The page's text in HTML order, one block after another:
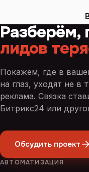
Разберём,
лидов
Покажем, где в
на глаз, уходят не в
реклама. Связка
Битрикс24 или
Обсудить проект
АВТОМАТИЗАЦИЯ